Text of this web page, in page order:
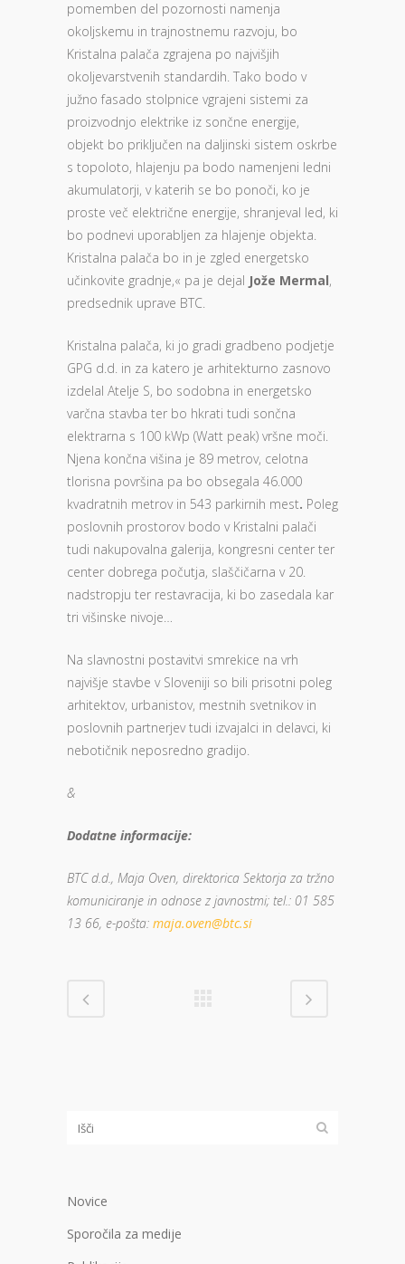
pomemben del pozornosti namenja
okoljskemu in trajnostnemu razvoju, bo
Kristalna palača zgrajena po najvišjih
okoljevarstvenih standardih. Tako bodo v
južno fasado stolpnice vgrajeni sistemi za
proizvodnjo elektrike iz sončne energije,
objekt bo priključen na daljinski sistem oskrbe
s topoloto, hlajenju pa bodo namenjeni ledni
akumulatorji, v katerih se bo ponoči, ko je
proste več električne energije, shranjeval led, ki
bo podnevi uporabljen za hlajenje objekta.
Kristalna palača bo in je zgled energetsko
učinkovite gradnje,« pa je dejal Jože Mermal,
predsednik uprave BTC.
Kristalna palača, ki jo gradi gradbeno podjetje
GPG d.d. in za katero je arhitekturno zasnovo
izdelal Atelje S, bo sodobna in energetsko
varčna stavba ter bo hkrati tudi sončna
elektrarna s 100 kWp (Watt peak) vršne moči.
Njena končna višina je 89 metrov, celotna
tlorisna površina pa bo obsegala 46.000
kvadratnih metrov in 543 parkirnih mest. Poleg
poslovnih prostorov bodo v Kristalni palači
tudi nakupovalna galerija, kongresni center ter
center dobrega počutja, slaščičarna v 20.
nadstropju ter restavracija, ki bo zasedala kar
tri višinske nivoje…
Na slavnostni postavitvi smrekice na vrh
najvišje stavbe v Sloveniji so bili prisotni poleg
arhitektov, urbanistov, mestnih svetnikov in
poslovnih partnerjev tudi izvajalci in delavci, ki
nebotičnik neposredno gradijo.
&
Dodatne informacije:
BTC d.d., Maja Oven, direktorica Sektorja za tržno
komuniciranje in odnose z javnostmi; tel.: 01 585
13 66, e-pošta: maja.oven@btc.si
Novice
Sporočila za medije